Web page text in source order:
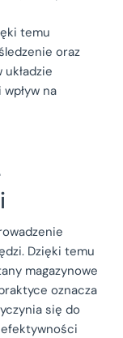
temu
oraz
na
Dzięki temu
magazynowe
oznacza
się do